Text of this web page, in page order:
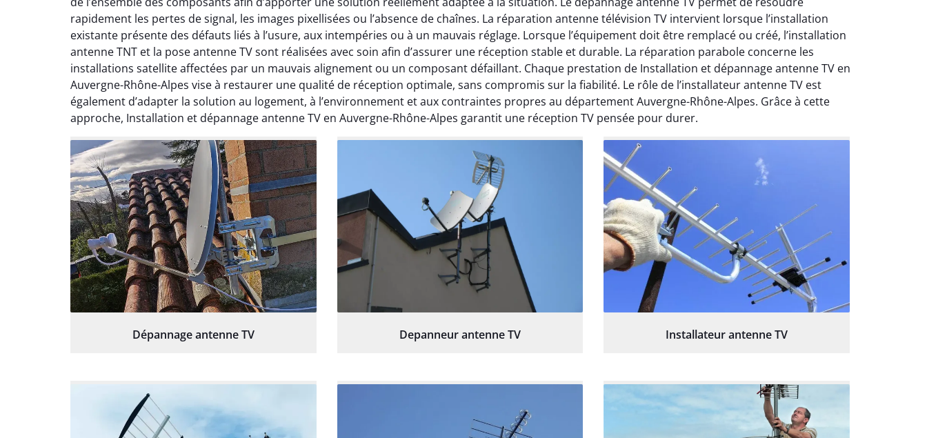
rapidement les pertes de signal, les images pixellisées ou l’absence de chaînes. La réparation antenne télévision TV intervient lorsque l’installation
existante présente des défauts liés à l’usure, aux intempéries ou à un mauvais réglage. Lorsque l’équipement doit être remplacé ou créé, l’installation
antenne TNT et la pose antenne TV sont réalisées avec soin afin d’assurer une réception stable et durable. La réparation parabole concerne les
installations satellite affectées par un mauvais alignement ou un composant défaillant. Chaque prestation de Installation et dépannage antenne TV en
Auvergne-Rhône-Alpes vise à restaurer une qualité de réception optimale, sans compromis sur la fiabilité. Le rôle de l’installateur antenne TV est
également d’adapter la solution au logement, à l’environnement et aux contraintes propres au département Auvergne-Rhône-Alpes. Grâce à cette
approche, Installation et dépannage antenne TV en Auvergne-Rhône-Alpes garantit une réception TV pensée pour durer.
Dépannage antenne TV Depanneur antenne TV Installateur antenne TV